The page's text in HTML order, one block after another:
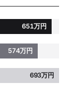
651万円
574万円
693万円